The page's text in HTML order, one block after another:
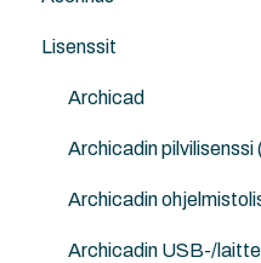
Archicad
Archicad-päivitykset
NordicTools
ArchiFrame
Goodies for Archicad
Lisenssit
Archicad
Archicadin pilvilisenssi
Archicadin
Archicadin USB-/